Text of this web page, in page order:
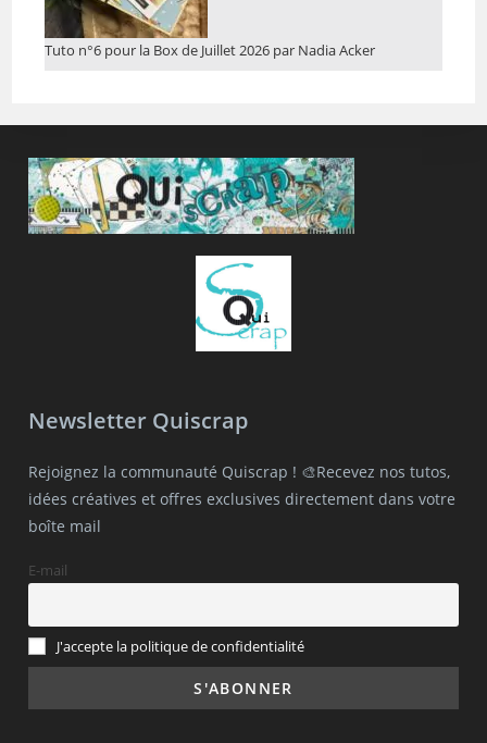
Tuto n°6 pour la Box de Juillet 2026 par Nadia Acker
Newsletter Quiscrap
Rejoignez la communauté Quiscrap ! 🎨Recevez nos tutos,
idées créatives et offres exclusives directement dans votre
boîte mail
E-mail
J'accepte la politique de confidentialité